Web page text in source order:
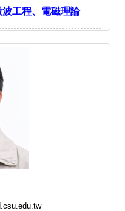
波工程、 電磁理論